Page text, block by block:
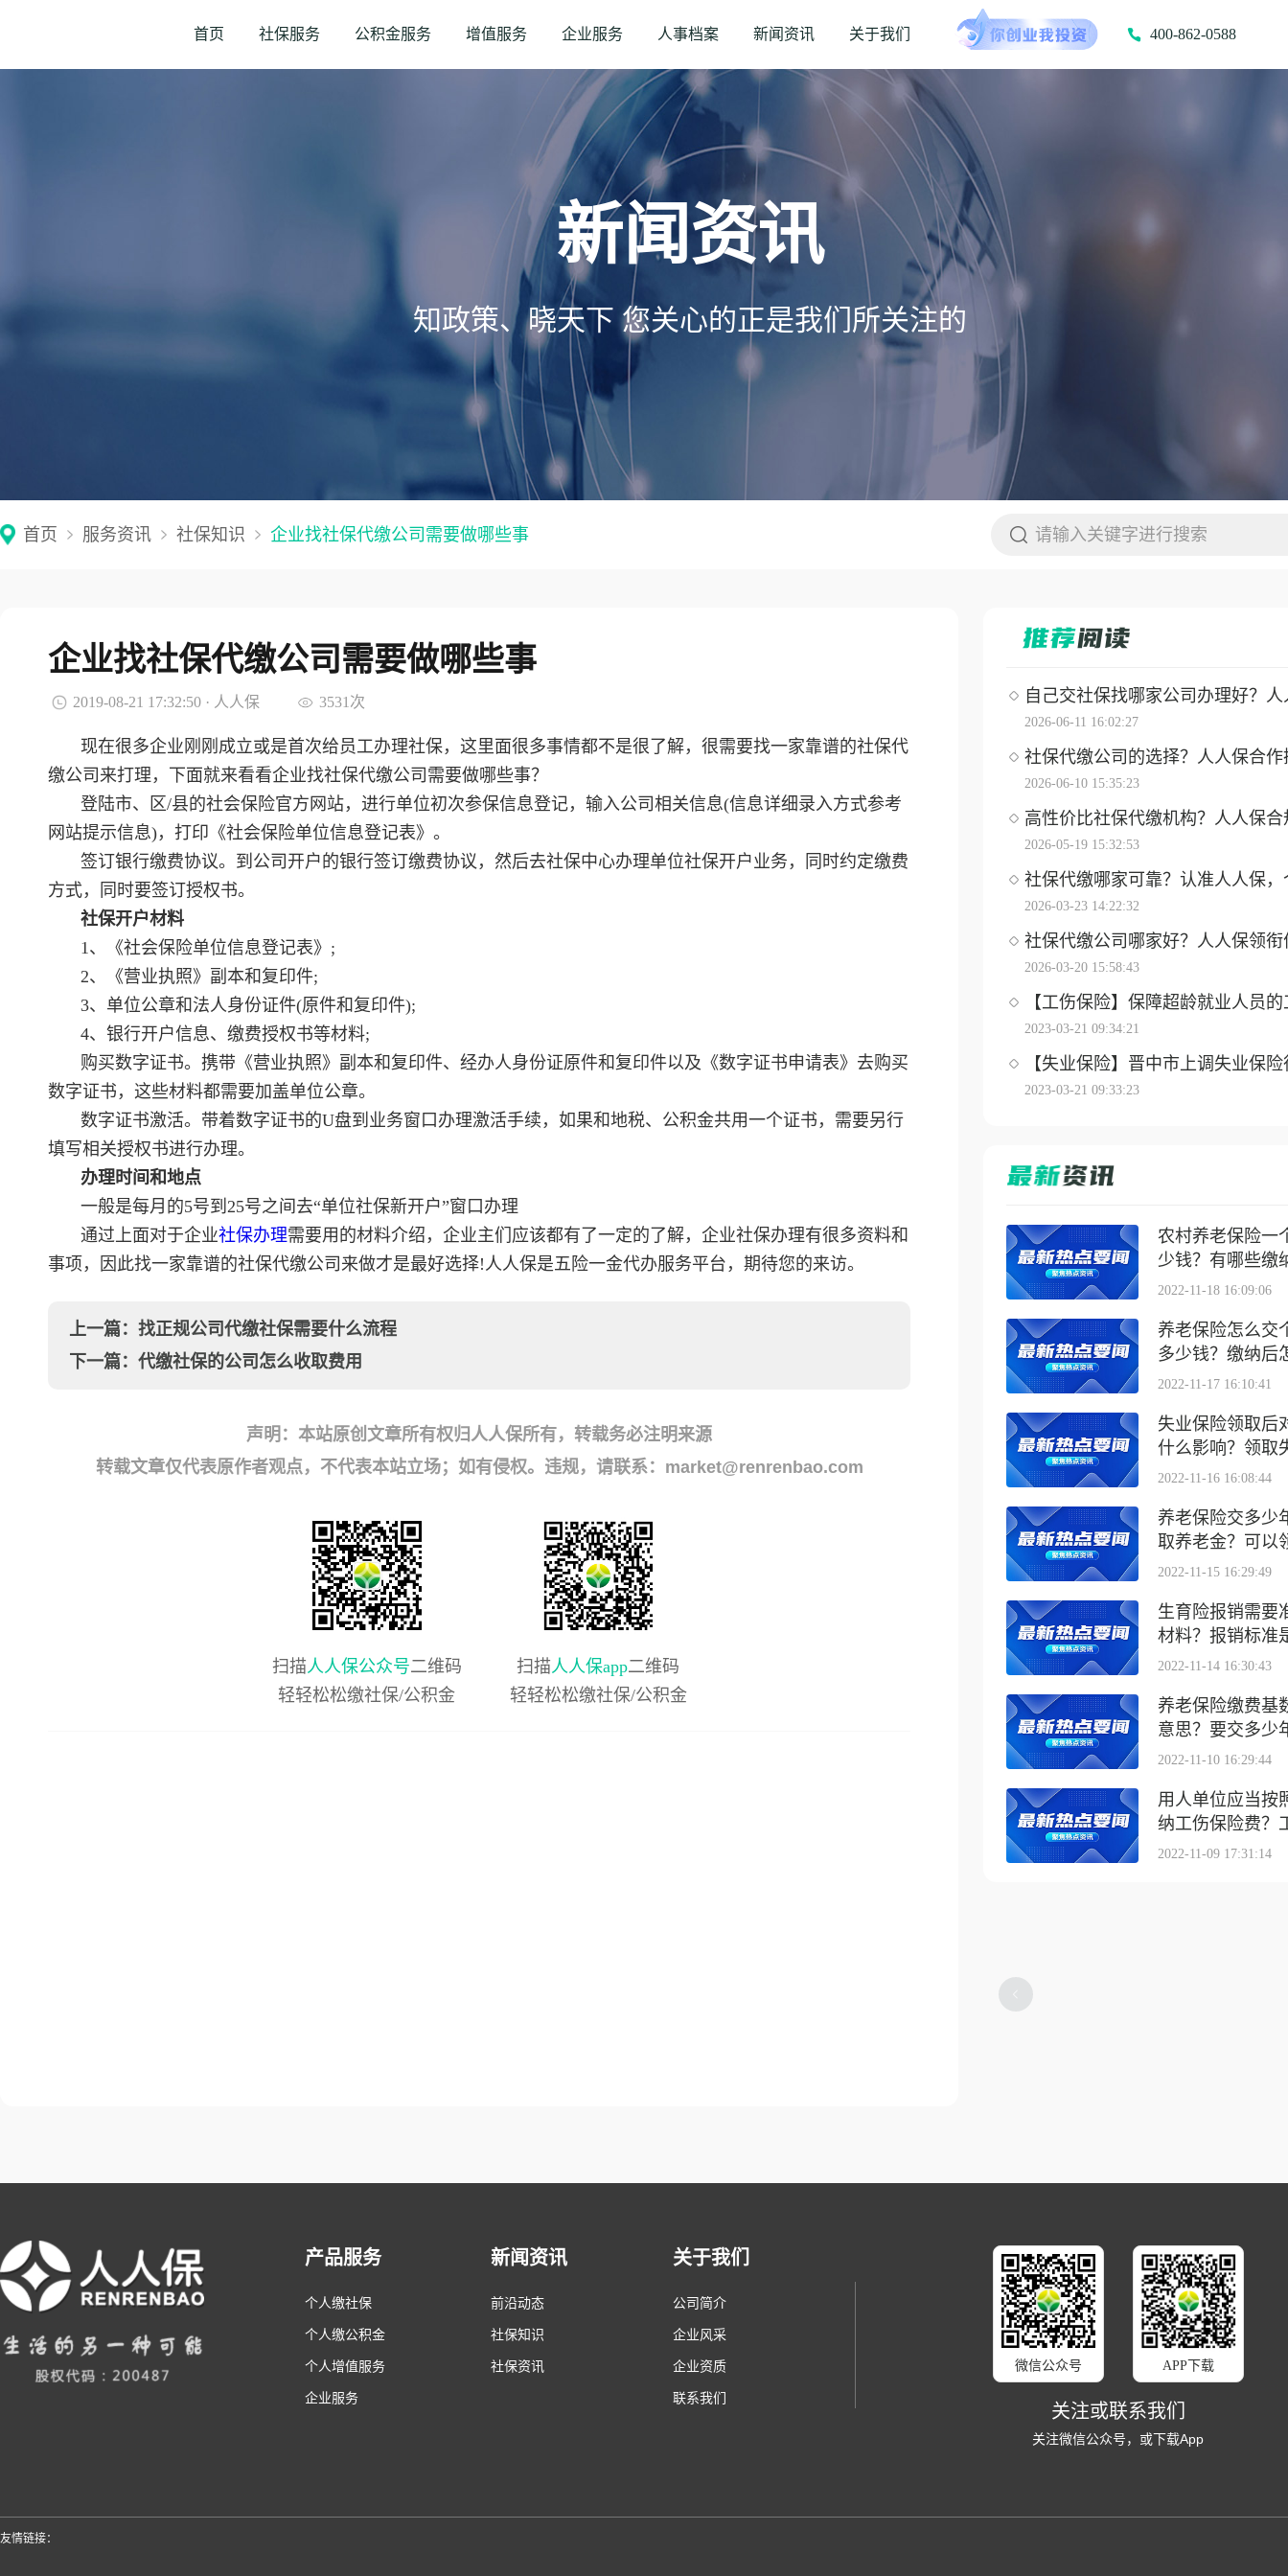
首页 社保服务 公积金服务 增值服务 企业服务 人事档案 新闻资讯 关于我们 400-862-0588
新闻资讯
知政策、晓天下 您关心的正是我们所关注的
首页 服务资讯 社保知识 企业找社保代缴公司需要做哪些事
企业找社保代缴公司需要做哪些事
2019-08-21 17:32:50 · 人人保 3531次
现在很多企业刚刚成立或是首次给员工办理社保，这里面很多事情都不是很了解，很需要找一家靠谱的社保代
缴公司来打理，下面就来看看企业找社保代缴公司需要做哪些事？
登陆市、区/县的社会保险官方网站，进行单位初次参保信息登记，输入公司相关信息(信息详细录入方式参考
网站提示信息)，打印《社会保险单位信息登记表》。
签订银行缴费协议。到公司开户的银行签订缴费协议，然后去社保中心办理单位社保开户业务，同时约定缴费
方式，同时要签订授权书。
社保开户材料
1、《社会保险单位信息登记表》;
2、《营业执照》副本和复印件;
3、单位公章和法人身份证件(原件和复印件);
4、银行开户信息、缴费授权书等材料;
购买数字证书。携带《营业执照》副本和复印件、经办人身份证原件和复印件以及《数字证书申请表》去购买
数字证书，这些材料都需要加盖单位公章。
数字证书激活。带着数字证书的U盘到业务窗口办理激活手续，如果和地税、公积金共用一个证书，需要另行
填写相关授权书进行办理。
办理时间和地点
一般是每月的5号到25号之间去“单位社保新开户”窗口办理
通过上面对于企业社保办理需要用的材料介绍，企业主们应该都有了一定的了解，企业社保办理有很多资料和
事项，因此找一家靠谱的社保代缴公司来做才是最好选择!人人保是五险一金代办服务平台，期待您的来访。
上一篇： 找正规公司代缴社保需要什么流程
下一篇： 代缴社保的公司怎么收取费用
声明：本站原创文章所有权归人人保所有，转载务必注明来源
转载文章仅代表原作者观点，不代表本站立场；如有侵权。违规，请联系：market@renrenbao.com
扫描人人保公众号二维码
轻轻松松缴社保/公积金
扫描人人保app二维码
轻轻松松缴社保/公积金
自己交社保找哪家公司办理好？人
2026-06-11 16:02:27
社保代缴公司的选择？人人保合作
2026-06-10 15:35:23
高性价比社保代缴机构？人人保合
2026-05-19 15:32:53
社保代缴哪家可靠？认准人人保，
2026-03-23 14:22:32
社保代缴公司哪家好？人人保领衔
2026-03-20 15:58:43
【工伤保险】保障超龄就业人员
2023-03-21 09:34:21
【失业保险】晋中市上调失业保
2023-03-21 09:33:23
农村养老保险一
少钱？有哪些缴
2022-11-18 16:09:06
养老保险怎么交
多少钱？缴纳后
2022-11-17 16:10:41
失业保险领取后
什么影响？领取
2022-11-16 16:08:44
养老保险交多少
取养老金？可以
2022-11-15 16:29:49
生育险报销需要
材料？报销标准
2022-11-14 16:30:43
养老保险缴费基
意思？要交多少
2022-11-10 16:29:44
用人单位应当按
纳工伤保险费？
2022-11-09 17:31:14
产品服务
个人缴社保
个人缴公积金
个人增值服务
企业服务
新闻资讯
前沿动态
社保知识
社保资讯
关于我们
公司简介
企业风采
企业资质
联系我们
微信公众号 APP下载
关注或联系我们
关注微信公众号，或下载App
友情链接：